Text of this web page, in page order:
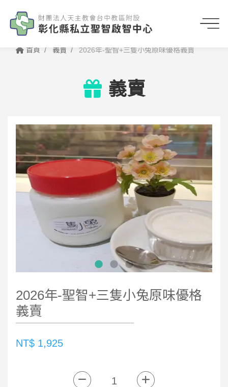
首頁 義賣 2026年-聖智+三隻小兔原味優格義賣
義賣
2026年-聖智+三隻小兔原味優格
義賣
NT$ 1,925